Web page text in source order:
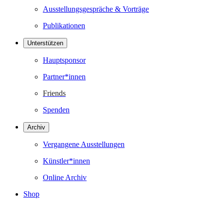
Ausstellungsgespräche & Vorträge
Publikationen
Unterstützen
Hauptsponsor
Partner*innen
Friends
Spenden
Archiv
Vergangene Ausstellungen
Künstler*innen
Online Archiv
Shop